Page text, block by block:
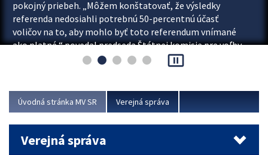
pokojný priebeh. „Môžem konštatovať, že výsledky
referenda nedosiahli potrebnú 50-percentnú účasť
voličov na to, aby mohlo byť toto referendum vnímané
ako platné,“ povedal predseda Štátnej komisie pre voľby
a kontrolu financovania politických...
pause_presentation
Úvodná stránka MV SR Verejná správa
Verejná správa